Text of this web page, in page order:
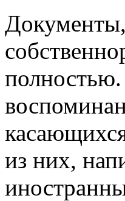
из них,